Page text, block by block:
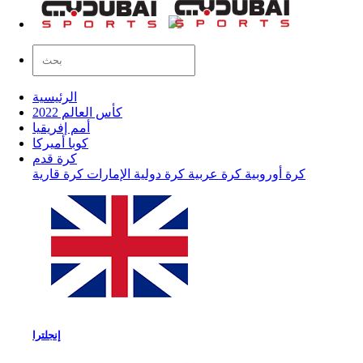
الرئيسية
كأس العالم 2022
أمم إفريقيا
كوبا أميركا
كرة قدم
كرة أوروبية كرة عربية كرة دولية الإمارات كرة قارية
إنجلترا